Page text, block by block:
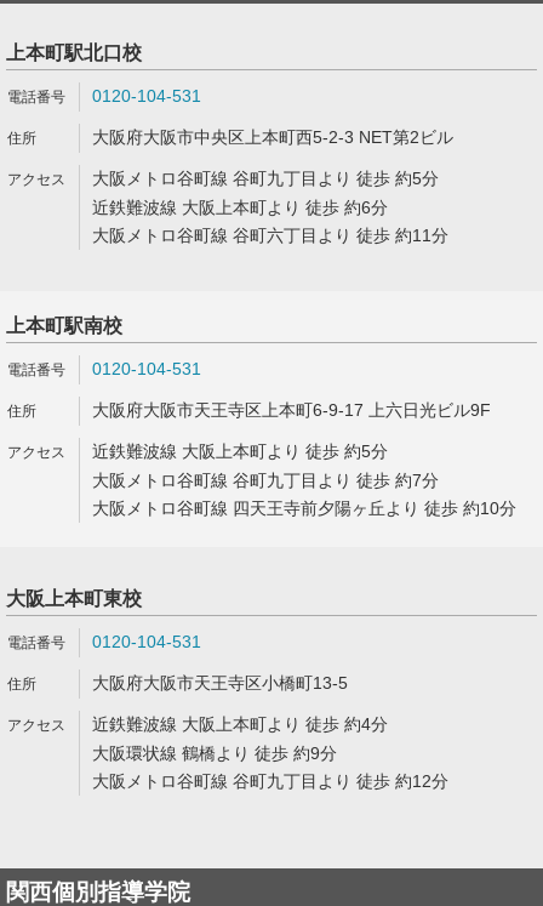
上本町駅北口校
0120-104-531
大阪府大阪市中央区上本町西5-2-3 NET第2ビル
大阪メトロ谷町線 谷町九丁目より 徒歩 約5分
近鉄難波線 大阪上本町より 徒歩 約6分
大阪メトロ谷町線 谷町六丁目より 徒歩 約11分
上本町駅南校
0120-104-531
大阪府大阪市天王寺区上本町6-9-17 上六日光ビル9F
近鉄難波線 大阪上本町より 徒歩 約5分
大阪メトロ谷町線 谷町九丁目より 徒歩 約7分
大阪メトロ谷町線 四天王寺前夕陽ヶ丘より 徒歩 約10分
大阪上本町東校
0120-104-531
大阪府大阪市天王寺区小橋町13-5
近鉄難波線 大阪上本町より 徒歩 約4分
大阪環状線 鶴橋より 徒歩 約9分
大阪メトロ谷町線 谷町九丁目より 徒歩 約12分
関西個別指導学院